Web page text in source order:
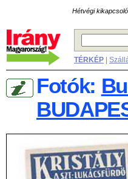
Hétvégi
TÉRKÉP
Fotók: